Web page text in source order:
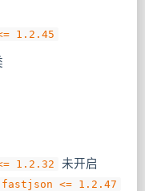
1.2.45
1.2.32 ​ 未开启
<= 1.2.47